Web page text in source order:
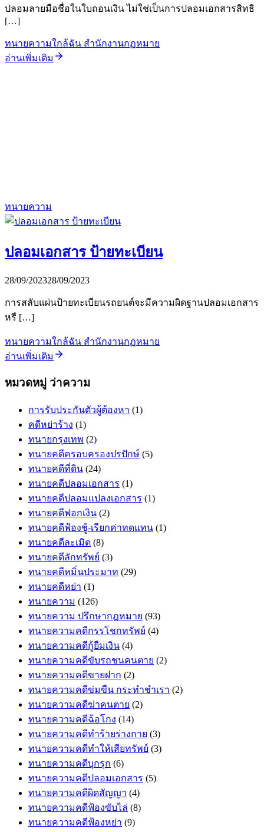
ปลอมลายมือชื่อในใบถอนเงิน ไม่ใช่เป็นการปลอมเอกสารสิทธิ
[…]
ทนายความใกล้ฉัน สำนักงานกฏหมาย
อ่านเพิ่มเติม
ทนายความ
ปลอมเอกสาร ป้ายทะเบียน
28/09/202328/09/2023
การสลับแผ่นป้ายทะเบียนรถยนต์จะมีความผิดฐานปลอมเอกสาร
หรื […]
ทนายความใกล้ฉัน สำนักงานกฏหมาย
อ่านเพิ่มเติม
หมวดหมู่ ว่าความ
การรับประกันตัวผู้ต้องหา (1)
คดีหย่าร้าง (1)
ทนายกรุงเทพ (2)
ทนายคดีครอบครองปรปักษ์ (5)
ทนายคดีที่ดิน (24)
ทนายคดีปลอมเอกสาร (1)
ทนายคดีปลอมแปลงเอกสาร (1)
ทนายคดีฟอกเงิน (2)
ทนายคดีฟ้องชู้-เรียกค่าทดแทน (1)
ทนายคดีละเมิด (8)
ทนายคดีลักทรัพย์ (3)
ทนายคดีหมิ่นประมาท (29)
ทนายคดีหย่า (1)
ทนายความ (126)
ทนายความ ปรึกษากฎหมาย (93)
ทนายความคดีกรรโชกทรัพย์ (4)
ทนายความคดีกู้ยืมเงิน (4)
ทนายความคดีขับรถชนคนตาย (2)
ทนายความคดีขายฝาก (2)
ทนายความคดีข่มขืน กระทำชำเรา (2)
ทนายความคดีฆ่าคนตาย (2)
ทนายความคดีฉ้อโกง (14)
ทนายความคดีทำร้ายร่างกาย (3)
ทนายความคดีทำให้เสียทรัพย์ (3)
ทนายความคดีบุกรุก (6)
ทนายความคดีปลอมเอกสาร (5)
ทนายความคดีผิดสัญญา (4)
ทนายความคดีฟ้องขับไล่ (8)
ทนายความคดีฟ้องหย่า (9)